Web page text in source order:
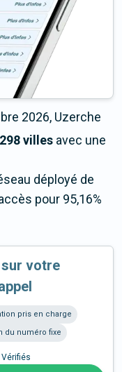
2026, Uzerche
villes avec une
déployé de
pour 95,16%
sur votre
pris en charge
du numéro fixe